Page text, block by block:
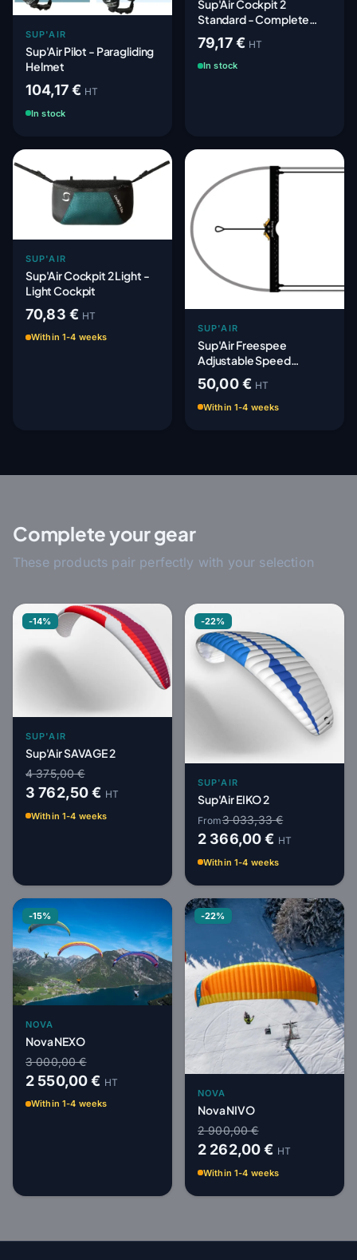
SUP'AIR
Sup'Air Pilot - Paragliding
Helmet
104,17 € HT
In stock
Sup'Air Cockpit 2
Standard - Complete
Universal Cockpit
79,17 € HT
In stock
SUP'AIR
Sup'Air Cockpit 2 Light -
Light Cockpit
70,83 € HT
Within 1-4 weeks
SUP'AIR
Sup'Air Freespee
Adjustable Speed
System - Adaptable
50,00 € HT
Within 1-4 weeks
Complete your gear
These products pair perfectly with your selection
-14%
SUP'AIR
Sup'Air SAVAGE 2
4 375,00 €
3 762,50 € HT
Within 1-4 weeks
-22%
SUP'AIR
Sup'Air EIKO 2
From3 033,33 €
2 366,00 € HT
Within 1-4 weeks
-15%
NOVA
Nova NEXO
3 000,00 €
2 550,00 € HT
Within 1-4 weeks
-22%
NOVA
Nova NIVO
2 900,00 €
2 262,00 € HT
Within 1-4 weeks